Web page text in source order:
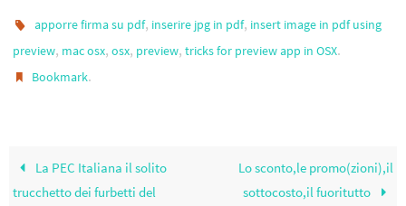
b
o
o
tt
er
gr
a
ail ar
e
apporre firma su pdf, inserire jpg in pdf, insert image in pdf using
preview, mac osx, osx, preview, tricks for preview app in OSX.
Bookmark.
La PEC Italiana il solito
trucchetto dei furbetti del
Lo sconto,le promo(zioni),il
sottocosto,il fuoritutto